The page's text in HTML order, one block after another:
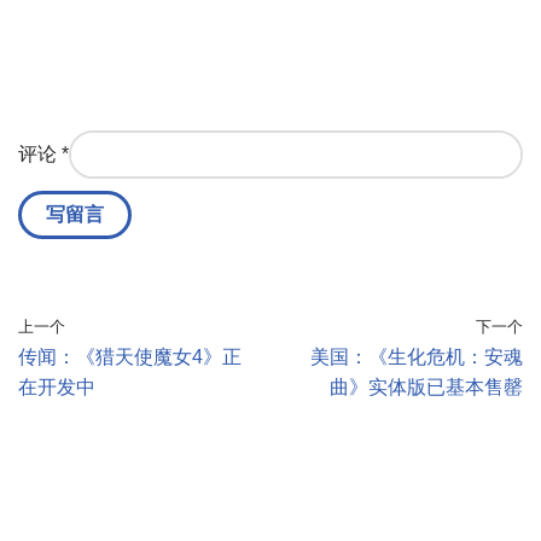
评论 *
上一个
传闻：《猎天使魔女4》正
在开发中
下一个
美国：《生化危机：安魂
曲》实体版已基本售罄